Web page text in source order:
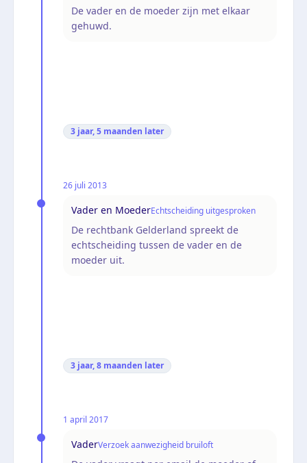
De vader en de moeder zijn met elkaar
gehuwd.
3 jaar, 5 maanden later
26 juli 2013
Vader en MoederEchtscheiding uitgesproken
De rechtbank Gelderland spreekt de
echtscheiding tussen de vader en de
moeder uit.
3 jaar, 8 maanden later
1 april 2017
VaderVerzoek aanwezigheid bruiloft